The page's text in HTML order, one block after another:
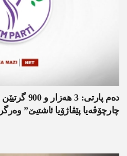
دەم پارتی:
چارچۆڤەیا پێڤاژۆیا ئاشتیێ”